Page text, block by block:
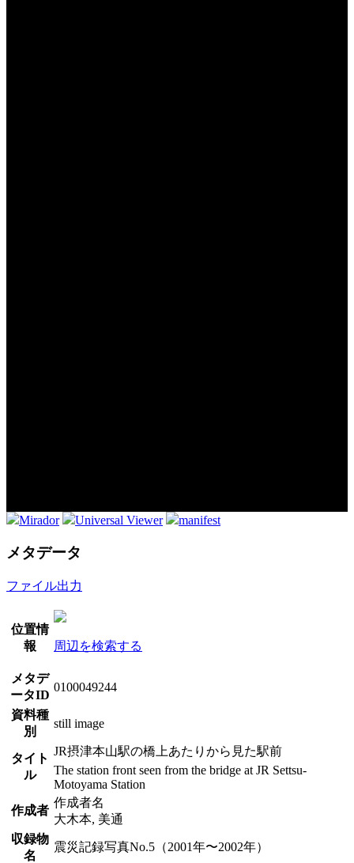
Mirador Universal Viewer manifest
メタデータ
ファイル出力
位置情
報
周辺を検索する
メタデ
ータID
0100049244
資料種
別
still image
タイト
ル
JR摂津本山駅の橋上あたりから見た駅前
The station front seen from the bridge at JR Settsu-
Motoyama Station
作成者
作成者名
大木本, 美通
収録物
名
震災記録写真No.5（2001年〜2002年）